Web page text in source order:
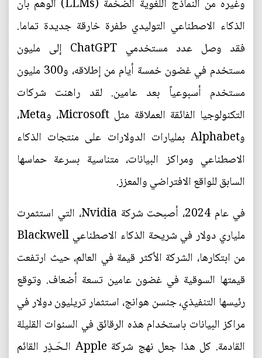
وغيره من النماذج اللغوية الضخمة (LLMs) الوهم بأن
الذكاء الاصطناعي التوليدي طفرة خارقة جديدة تماما.
فقد وصل عدد مستخدمي ChatGPT إلى مليون
مستخدم في غضون خمسة أيام من إطلاقه، و300 مليون
مستخدم أسبوعياً بعد عامين. لقد راهنت شركات
التكنولوجيا الفائقة العملاقة مثل Microsoft، وMeta،
وAlphabet بمليارات الدولارات على منتجات الذكاء
الاصطناعي ومراكز البيانات، متناسية بسرعة حماسها
السابق للواقع الافتراضي والمعزز.
في عام 2024، أصبحت شركة Nvidia، التي استثمرت
ملياري دولار في شريحة الذكاء الاصطناعي Blackwell
من ابتكارها، الشركة الأكثر قيمة في العالم، حيث ارتفعت
قيمتها السوقية في غضون عامين تسعة أضعاف. وتوقع
رئيسها التنفيذي، جنسن هوانج، استثمار تريليون دولار في
مراكز البيانات باستخدام هذه الرقائق في السنوات القليلة
القادمة. كل هذا جعل نهج شركة Apple الـحَـذِر القائم